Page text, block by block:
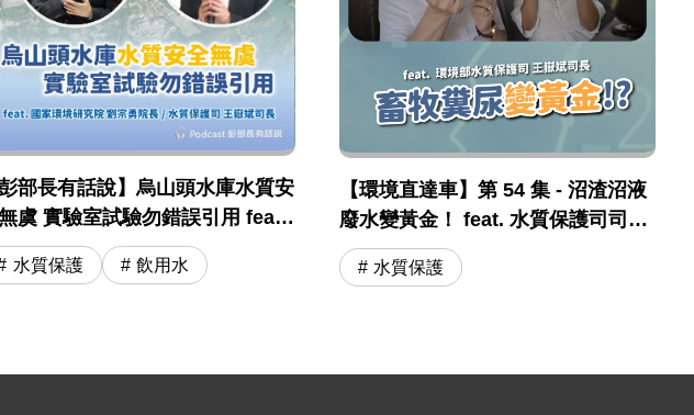
彭部長有話說】烏山頭水庫水質安
虞 實驗室試驗勿錯誤引用 feat .
院 劉宗勇院長 / 水保司 王嶽斌
水質保護 飲用水
【環境直達車】第 54 集 - 沼渣沼液
廢水變黃金！ feat. 水質保護司司長
王嶽斌 司長
水質保護